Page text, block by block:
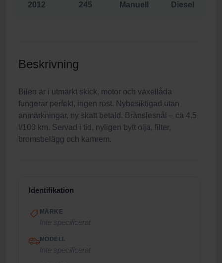
2012 245 Manuell Diesel
Beskrivning
Bilen är i utmärkt skick, motor och växellåda
fungerar perfekt, ingen rost. Nybesiktigad utan
anmärkningar, ny skatt betald. Bränslesnål – ca 4,5
l/100 km. Servad i tid, nyligen bytt olja, filter,
bromsbelägg och kamrem.
Identifikation
MÄRKE
Inte specificerat
MODELL
Inte specificerat